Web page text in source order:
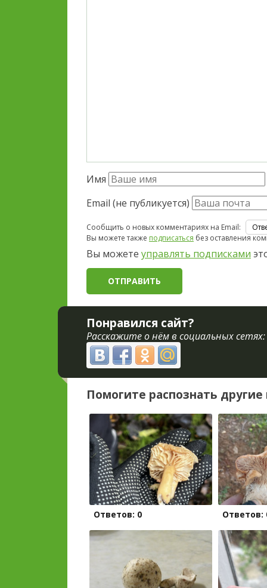
Имя
Email (не публикуется)
Сообщить о новых комментариях на Email:
Вы можете также подписаться без оставления
Вы можете управлять подписками
Понравился сайт?
Расскажите о нём в социальных сетях:
Помогите распознать другие
Ответов: 0 Ответов: